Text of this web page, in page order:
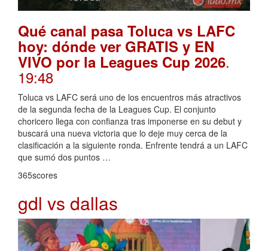
Qué canal pasa Toluca vs LAFC
hoy: dónde ver GRATIS y EN
VIVO por la Leagues Cup 2026.
19:48
Toluca vs LAFC será uno de los encuentros más atractivos
de la segunda fecha de la Leagues Cup. El conjunto
choricero llega con confianza tras imponerse en su debut y
buscará una nueva victoria que lo deje muy cerca de la
clasificación a la siguiente ronda. Enfrente tendrá a un LAFC
que sumó dos puntos …
365scores
gdl vs dallas